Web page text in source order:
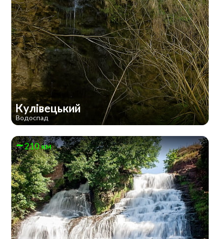
Кулівецький
Водоспад
210 км